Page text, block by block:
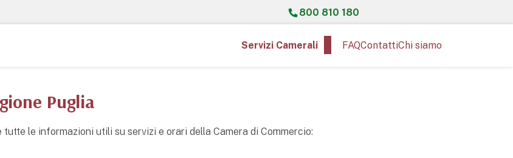
800 810 180
Servizi Camerali FAQContattiChi siamo
Puglia
le informazioni utili su servizi e orari della Camera di Commercio: